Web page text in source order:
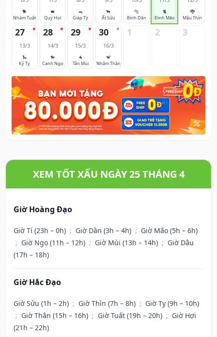
🐕
Nhâm Tuất
🐖
Quý Hợi
🐀
Giáp Tý
🐂
Ất Sửu
🐅
Bính Dần
🐈
Đinh Mão
🐉
Mậu Thìn
27
13/3
🐍
Kỷ Tỵ
28
14/3
🐎
Canh Ngọ
29
15/3
🐐
Tân Mùi
30
16/3
🐒
Nhâm Thân
1 2 3
XEM TỐT XẤU NGÀY 25 THÁNG 4
Giờ Hoàng Đạo
Giờ Tí (23h – 0h) ; Giờ Dần (3h – 4h) ; Giờ Mão (5h – 6h)
; Giờ Ngọ (11h – 12h) ; Giờ Mùi (13h – 14h) ; Giờ Dậu
(17h – 18h)
Giờ Hắc Đạo
Giờ Sửu (1h – 2h) ; Giờ Thìn (7h – 8h) ; Giờ Tỵ (9h – 10h)
; Giờ Thân (15h – 16h) ; Giờ Tuất (19h – 20h) ; Giờ Hợi
(21h – 22h)